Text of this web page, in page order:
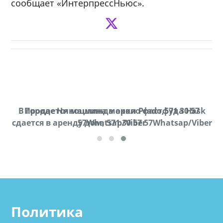
сообщает «ИнтерпрессНьюс».
В городе Ниноцминда около фастфуда Hask
cдается в аренду дом, 571 30 57 57Whatsap/Viber
Продается машина марки Prado,571 30 57
57Whatsap/Viber
Политика